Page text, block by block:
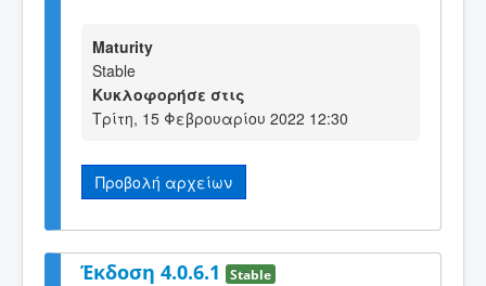
Maturity
Stable
Κυκλοφορήσε στις
Τρίτη, 15 Φεβρουαρίου 2022 12:30
Προβολή αρχείων
Έκδοση 4.0.6.1 Stable